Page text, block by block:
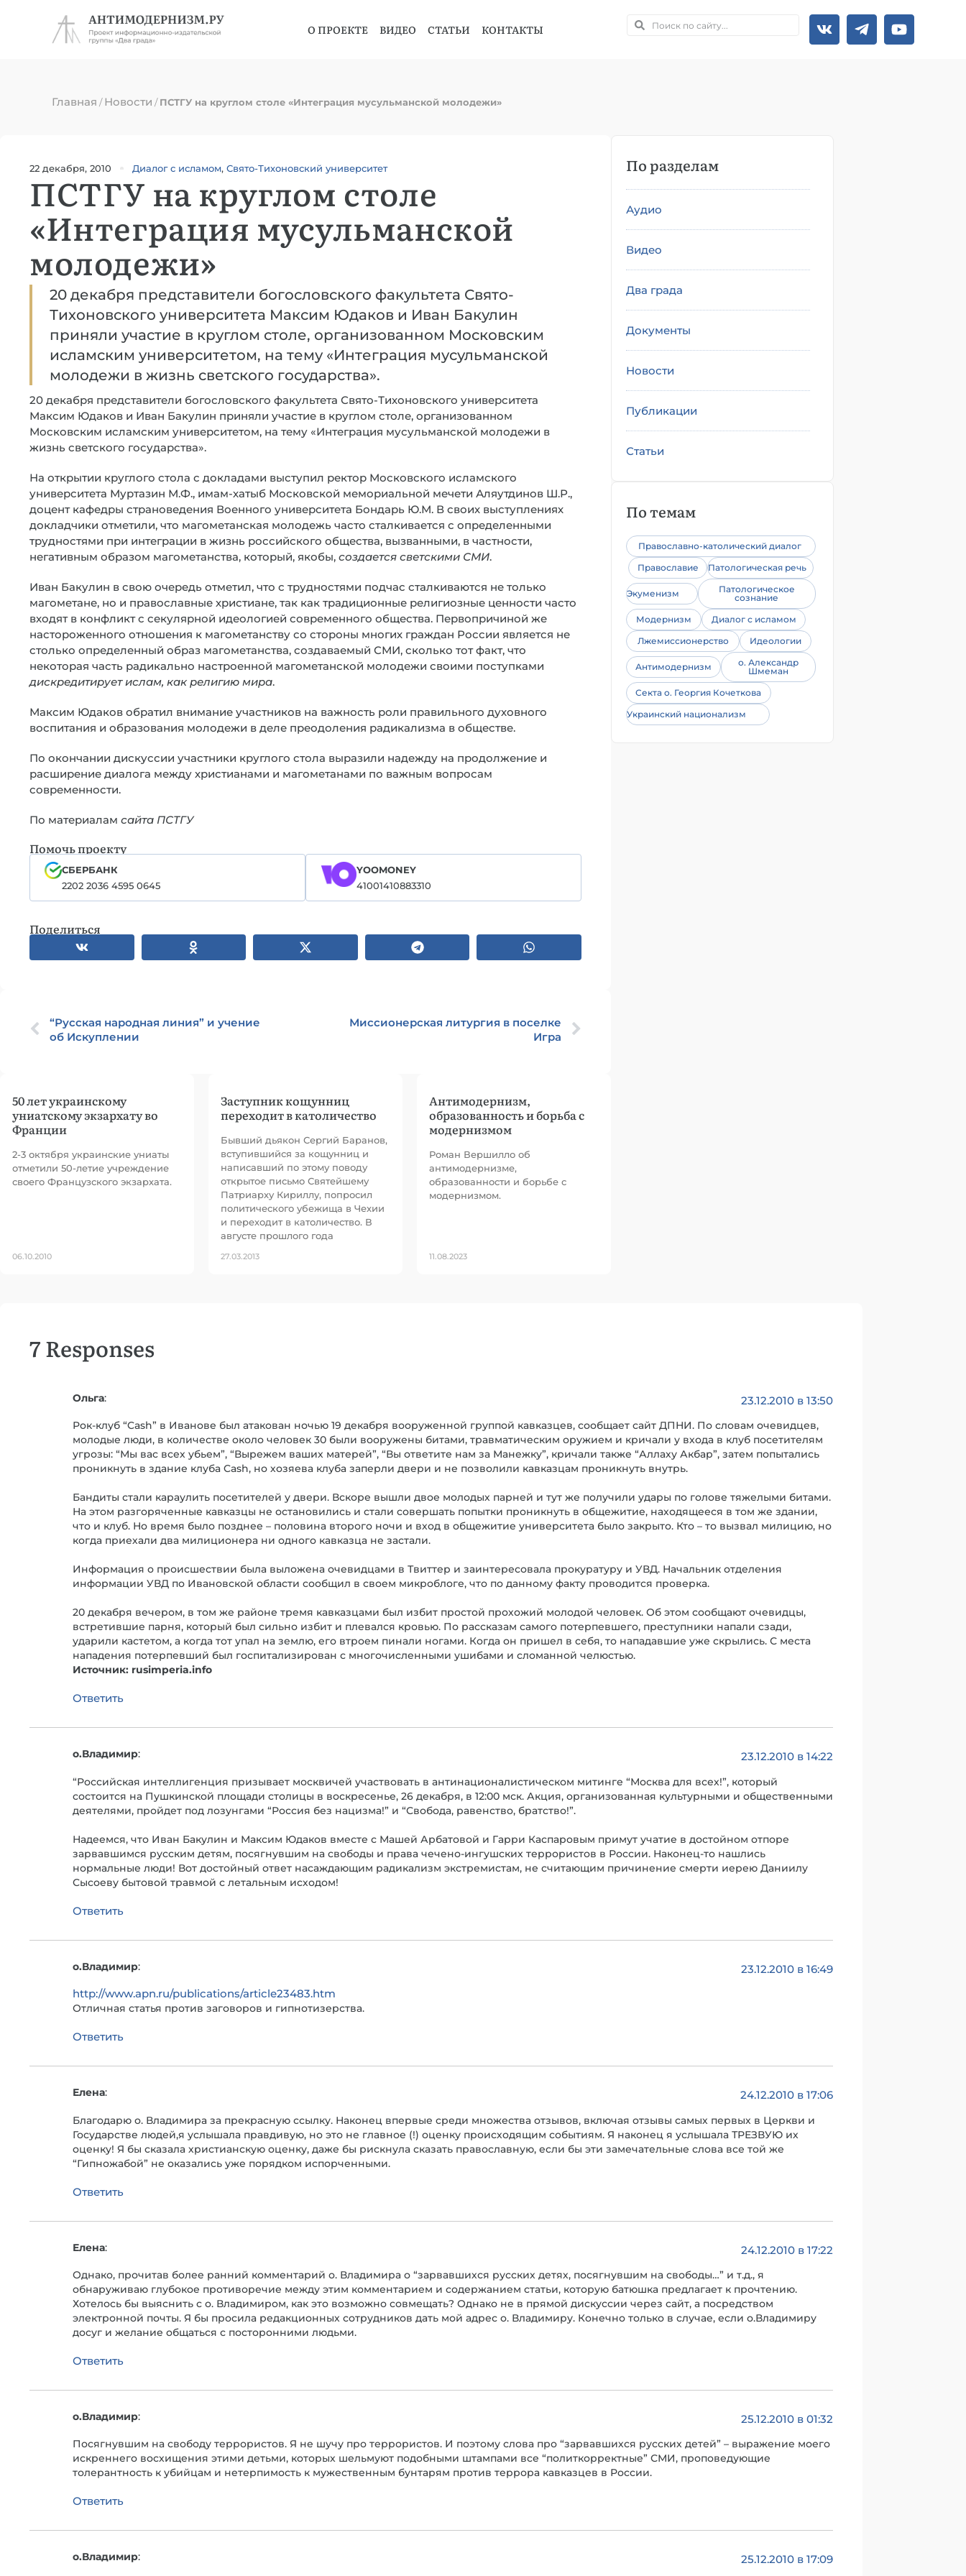
О ПРОЕКТЕ ВИДЕО СТАТЬИ КОНТАКТЫ
Главная /Новости /ПСТГУ на круглом столе «Интеграция мусульманской молодежи»
22 декабря, 2010 Диалог с исламом, Свято-Тихоновский университет
ПСТГУ на круглом столе
«Интеграция мусульманской
молодежи»
20 декабря представители богословского факультета Свято-
Тихоновского университета Максим Юдаков и Иван Бакулин
приняли участие в круглом столе, организованном Московским
исламским университетом, на тему «Интеграция мусульманской
молодежи в жизнь светского государства».
20 декабря представители богословского факультета Свято-Тихоновского университета
Максим Юдаков и Иван Бакулин приняли участие в круглом столе, организованном
Московским исламским университетом, на тему «Интеграция мусульманской молодежи в
жизнь светского государства».
На открытии круглого стола с докладами выступил ректор Московского исламского
университета Муртазин М.Ф., имам-хатыб Московской мемориальной мечети Аляутдинов Ш.Р.,
доцент кафедры страноведения Военного университета Бондарь Ю.М. В своих выступлениях
докладчики отметили, что магометанская молодежь часто сталкивается с определенными
трудностями при интеграции в жизнь российского общества, вызванными, в частности,
негативным образом магометанства, который, якобы, создается светскими СМИ.
Иван Бакулин в свою очередь отметил, что с трудностями подчас сталкиваются не только
магометане, но и православные христиане, так как традиционные религиозные ценности часто
входят в конфликт с секулярной идеологией современного общества. Первопричиной же
настороженного отношения к магометанству со стороны многих граждан России является не
столько определенный образ магометанства, создаваемый СМИ, сколько тот факт, что
некоторая часть радикально настроенной магометанской молодежи своими поступками
дискредитирует ислам, как религию мира.
Максим Юдаков обратил внимание участников на важность роли правильного духовного
воспитания и образования молодежи в деле преодоления радикализма в обществе.
По окончании дискуссии участники круглого стола выразили надежду на продолжение и
расширение диалога между христианами и магометанами по важным вопросам
современности.
По материалам сайта ПСТГУ
Помочь проекту
СБЕРБАНК
2202 2036 4595 0645
YOOMONEY
41001410883310
Поделиться
“Русская народная линия” и учение
об Искуплении
Миссионерская литургия в поселке
Игра
50 лет украинскому
униатскому экзархату во
Франции
2-3 октября украинские униаты
отметили 50-летие учреждение
своего Французского экзархата.
06.10.2010
Заступник кощунниц
переходит в католичество
Бывший дьякон Сергий Баранов,
вступившийся за кощунниц и
написавший по этому поводу
открытое письмо Святейшему
Патриарху Кириллу, попросил
политического убежища в Чехии
и переходит в католичество. В
августе прошлого года
27.03.2013
Антимодернизм,
образованность и борьба с
модернизмом
Роман Вершилло об
антимодернизме,
образованности и борьбе с
модернизмом.
11.08.2023
По разделам
Аудио
Видео
Два града
Документы
Новости
Публикации
Статьи
По темам
Православно-католический диалог
Православие
Патологическая речь
Экуменизм
Патологическое
сознание
Модернизм
Диалог с исламом
Лжемиссионерство
Идеологии
Антимодернизм
о. Александр
Шмеман
Секта о. Георгия Кочеткова
Украинский национализм
7 Responses
Ольга: 23.12.2010 в 13:50
Рок-клуб “Cash” в Иванове был атакован ночью 19 декабря вооруженной группой кавказцев, сообщает сайт ДПНИ. По словам очевидцев,
молодые люди, в количестве около человек 30 были вооружены битами, травматическим оружием и кричали у входа в клуб посетителям
угрозы: “Мы вас всех убьем”, “Вырежем ваших матерей”, “Вы ответите нам за Манежку”, кричали также “Аллаху Акбар”, затем попытались
проникнуть в здание клуба Cash, но хозяева клуба заперли двери и не позволили кавказцам проникнуть внутрь.
Бандиты стали караулить посетителей у двери. Вскоре вышли двое молодых парней и тут же получили удары по голове тяжелыми битами.
На этом разгоряченные кавказцы не остановились и стали совершать попытки проникнуть в общежитие, находящееся в том же здании,
что и клуб. Но время было позднее – половина второго ночи и вход в общежитие университета было закрыто. Кто – то вызвал милицию, но
когда приехали два милиционера ни одного кавказца не застали.
Информация о происшествии была выложена очевидцами в Твиттер и заинтересовала прокуратуру и УВД. Начальник отделения
информации УВД по Ивановской области сообщил в своем микроблоге, что по данному факту проводится проверка.
20 декабря вечером, в том же районе тремя кавказцами был избит простой прохожий молодой человек. Об этом сообщают очевидцы,
встретившие парня, который был сильно избит и плевался кровью. По рассказам самого потерпевшего, преступники напали сзади,
ударили кастетом, а когда тот упал на землю, его втроем пинали ногами. Когда он пришел в себя, то нападавшие уже скрылись. С места
нападения потерпевший был госпитализирован с многочисленными ушибами и сломанной челюстью.
Источник: rusimperia.info
Ответить
о.Владимир: 23.12.2010 в 14:22
“Российская интеллигенция призывает москвичей участвовать в антинационалистическом митинге “Москва для всех!”, который
состоится на Пушкинской площади столицы в воскресенье, 26 декабря, в 12:00 мск. Акция, организованная культурными и общественными
деятелями, пройдет под лозунгами “Россия без нацизма!” и “Свобода, равенство, братство!”.
Надеемся, что Иван Бакулин и Максим Юдаков вместе с Машей Арбатовой и Гарри Каспаровым примут учатие в достойном отпоре
зарвавшимся русским детям, посягнувшим на свободы и права чечено-ингушских террористов в России. Наконец-то нашлись
нормальные люди! Вот достойный ответ насаждающим радикализм экстремистам, не считающим причинение смерти иерею Даниилу
Сысоеву бытовой травмой с летальным исходом!
Ответить
о.Владимир:
23.12.2010 в 16:49
http://www.apn.ru/publications/article23483.htm
Отличная статья против заговоров и гипнотизерства.
Ответить
Елена: 24.12.2010 в 17:06
Благодарю о. Владимира за прекрасную ссылку. Наконец впервые среди множества отзывов, включая отзывы самых первых в Церкви и
Государстве людей,я услышала правдивую, но это не главное (!) оценку происходящим событиям. Я наконец я услышала ТРЕЗВУЮ их
оценку! Я бы сказала христианскую оценку, даже бы рискнула сказать православную, если бы эти замечательные слова все той же
“Гипножабой” не оказались уже порядком испорченными.
Ответить
Елена: 24.12.2010 в 17:22
Однако, прочитав более ранний комментарий о. Владимира о “зарвавшихся русских детях, посягнувшим на свободы…” и т.д., я
обнаруживаю глубокое противоречие между этим комментарием и содержанием статьи, которую батюшка предлагает к прочтению.
Хотелось бы выяснить с о. Владимиром, как это возможно совмещать? Однако не в прямой дискуссии через сайт, а посредством
электронной почты. Я бы просила редакционных сотрудников дать мой адрес о. Владимиру. Конечно только в случае, если о.Владимиру
досуг и желание общаться с посторонними людьми.
Ответить
о.Владимир: 25.12.2010 в 01:32
Посягнувшим на свободу террористов. Я не шучу про террористов. И поэтому слова про “зарвавшихся русских детей” – выражение моего
искреннего восхищения этими детьми, которых шельмуют подобными штампами все “политкорректные” СМИ, проповедующие
толерантность к убийцам и нетерпимость к мужественным бунтарям против террора кавказцев в России.
Ответить
о.Владимир: 25.12.2010 в 17:09